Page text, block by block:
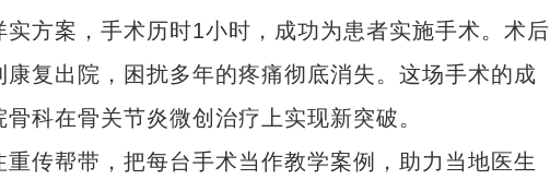
案，手术历时1小时，成功为患者实施手术。术后
复出院，困扰多年的疼痛彻底消失。这场手术的成
科在骨关节炎微创治疗上实现新突破。
帮带，把每台手术当作教学案例，助力当地医生